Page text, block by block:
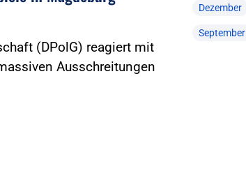
(DPolG) reagiert mit
Ausschreitungen
Dezember
September